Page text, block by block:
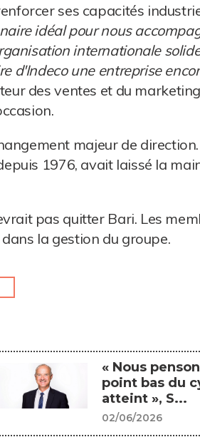
ses capacités
idéal pour nous
internationale
d'Indeco une entreprise
des ventes et du marketing
majeur de
1976, avait laissé la
pas quitter Bari. Les
la gestion du groupe.
« Nous
point bas du
atteint », S...
02/06/2026